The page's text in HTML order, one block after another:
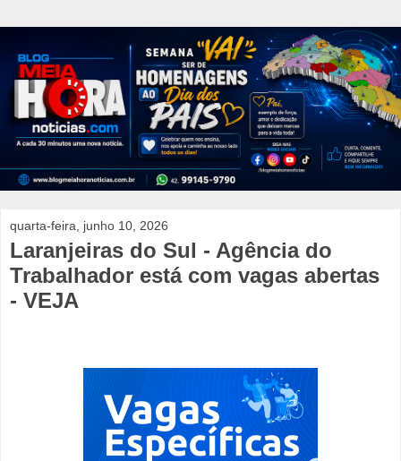
quarta-feira, junho 10, 2026
Laranjeiras do Sul - Agência do
Trabalhador está com vagas abertas
- VEJA